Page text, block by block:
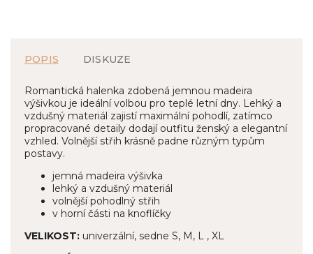
POPIS DISKUZE
Romantická halenka zdobená jemnou madeira
výšivkou je ideální volbou pro teplé letní dny. Lehký a
vzdušný materiál zajistí maximální pohodlí, zatímco
propracované detaily dodají outfitu ženský a elegantní
vzhled. Volnější střih krásně padne různým typům
postavy.
jemná madeira výšivka
lehký a vzdušný materiál
volnější pohodlný střih
v horní části na knoflíčky
VELIKOST: univerzální, sedne S, M, L , XL